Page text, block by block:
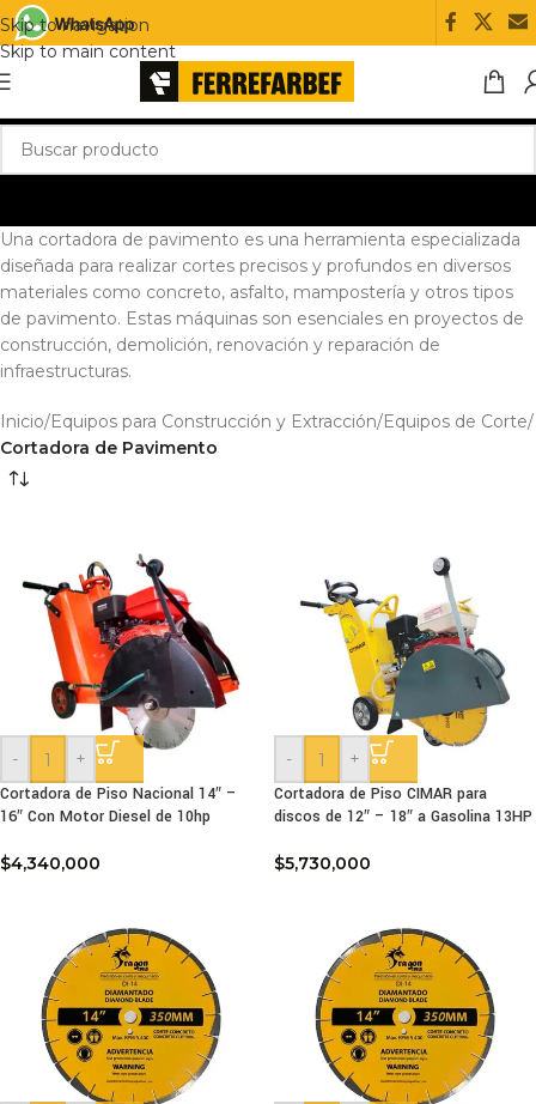
Skip to navigation
Skip to main content
Una cortadora de pavimento es una herramienta especializada
diseñada para realizar cortes precisos y profundos en diversos
materiales como concreto, asfalto, mampostería y otros tipos
de pavimento. Estas máquinas son esenciales en proyectos de
construcción, demolición, renovación y reparación de
infraestructuras.
Inicio/Equipos para Construcción y Extracción/Equipos de Corte/
Cortadora de Pavimento
-
+
Cortadora de Piso Nacional 14″ –
16″ Con Motor Diesel de 10hp
$4,340,000
-
+
Cortadora de Piso CIMAR para
discos de 12″ – 18″ a Gasolina 13HP
$5,730,000